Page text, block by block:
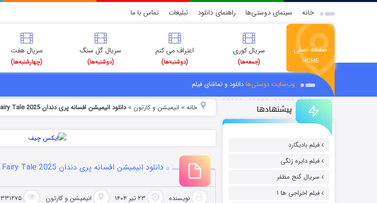
خانه سینمای دوستی‌ها راهنمای دانلود تبلیغات تماس با ما
صفحه اصلی
HOME
سریال کوری
(جمعه‌ها)
اعتراف می کنم
(دوشنبه‌ها)
سریال گل سنگ
(دوشنبه‌ها)
سریال هفت
(چهارشنبه‌ها)
وب‌سایت دوستی‌هادانلود و تماشای فیلم
پیشنهادها
فیلم بادیگارد
فیلم دایره زنگی
سریال گنج مظفر
فیلم اخراجی ها ۱
خانه» انیمیشن و کارتون »دانلود انیمیشن افسانه پری دندان A Tooth Fairy Tale 2025
دانلود انیمیشن افسانه پری دندان A Tooth Fairy Tale 2025
نویسنده ۲۳ تیر ۱۴۰۴ انیمیشن و کارتون ۳۳۱۲۷۵ بازدید